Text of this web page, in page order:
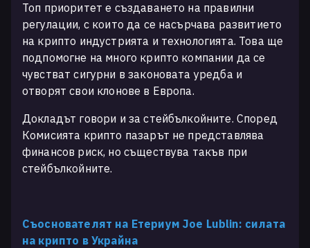
Топ приоритет е създаването на правилни
регулации, с които да се насърчава развитието
на крипто индустрията и технологията. Това ще
подпомогне на много крипто компании да се
чувстват сигурни в законовата уредба и
отворят свои клонове в Европа.
Докладът говори и за стейбълкойните. Според
Комисията крипто пазарът не представлява
финансов риск, но съществува такъв при
стейбълкойните.
Съоснователят на Етериум Joe Lublin: силата
на крипто в Украйна